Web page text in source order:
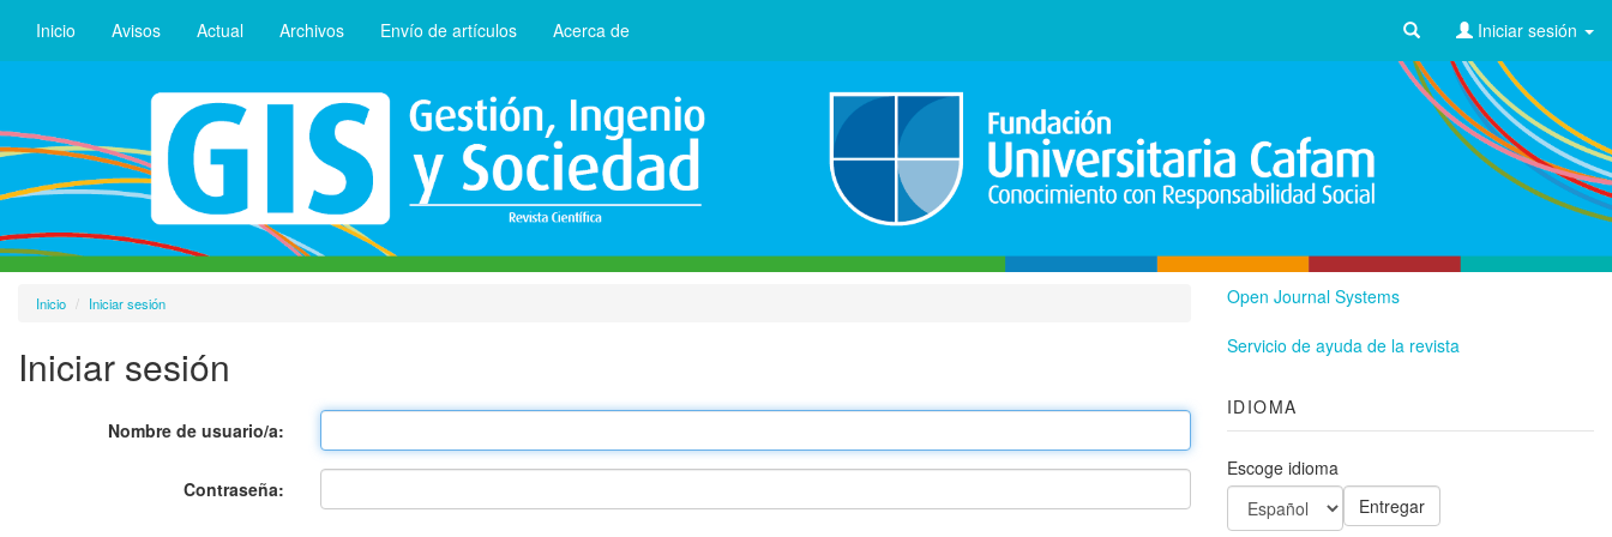
Inicio Avisos Actual Archivos Envío de artículos Acerca de Iniciar sesión
Inicio Iniciar sesión
Iniciar sesión
Nombre de usuario/a:
Contraseña:
Open Journal Systems
Servicio de ayuda de la revista
IDIOMA
Escoge idioma